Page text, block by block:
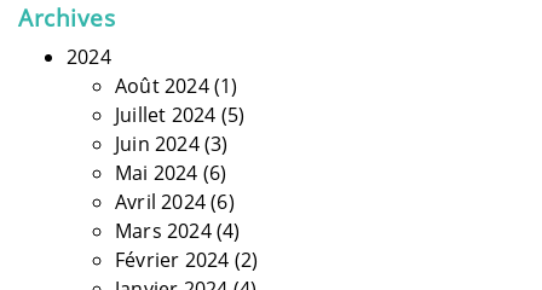
Archives
2024
Août 2024(1)
Juillet 2024 (5)
Juin 2024(3)
Mai 2024 (6)
Avril 2024(6)
Mars 2024(4)
Février 2024 (2)